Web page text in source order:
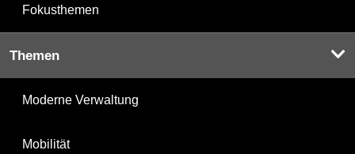
Fokusthemen
Themen
Moderne Verwaltung
Mobilität